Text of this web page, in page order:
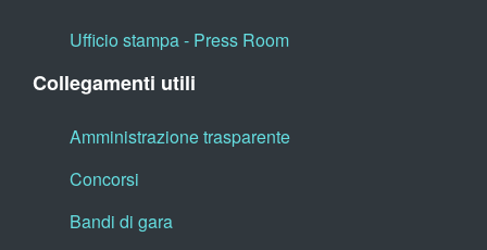
Ufficio stampa - Press Room
Collegamenti utili
Amministrazione trasparente
Concorsi
Bandi di gara